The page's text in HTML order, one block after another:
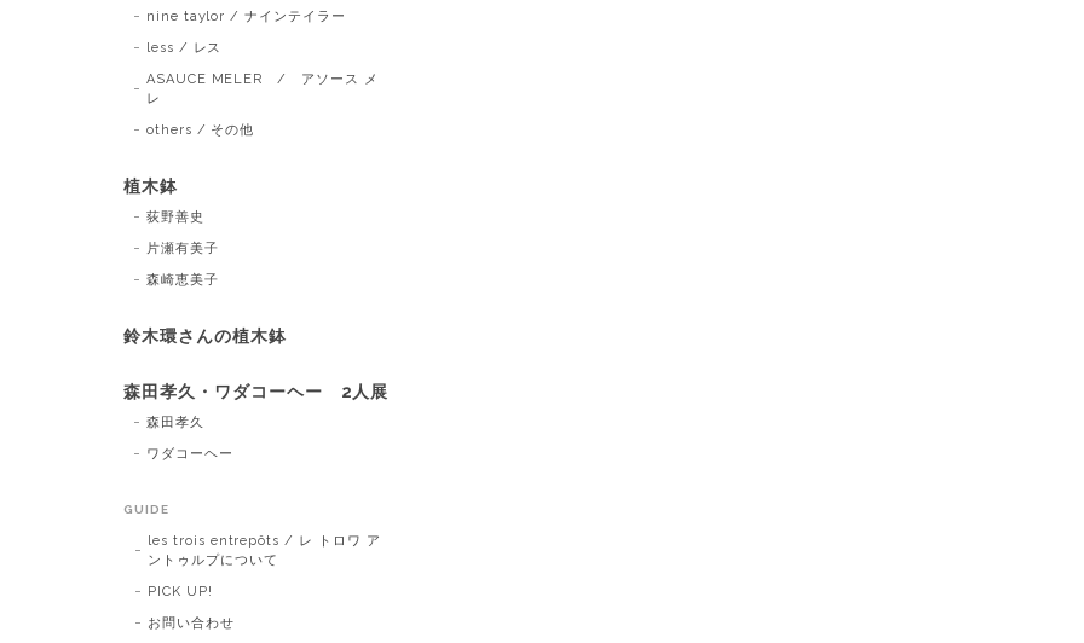
nine taylor / ナインテイラー
less / レス
ASAUCE MELER / アソース メ
レ
others / その他
植木鉢
荻野善史
片瀬有美子
森崎恵美子
鈴木環さんの植木鉢
森田孝久・ワダコーヘー 2人展
森田孝久
ワダコーヘー
GUIDE
les trois entrepôts / レ トロワ ア
ントゥルプについて
PICK UP!
お問い合わせ